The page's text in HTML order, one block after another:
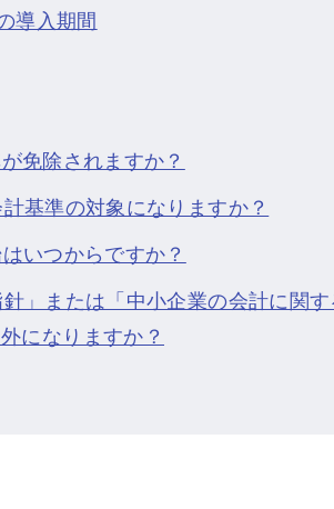
導入期間
免除されますか？
基準の対象になりますか？
いつからですか？
」または「中小企業の会計に関
になりますか？